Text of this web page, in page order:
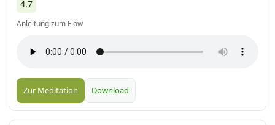
4.7
Anleitung zum Flow
Zur Meditation Download